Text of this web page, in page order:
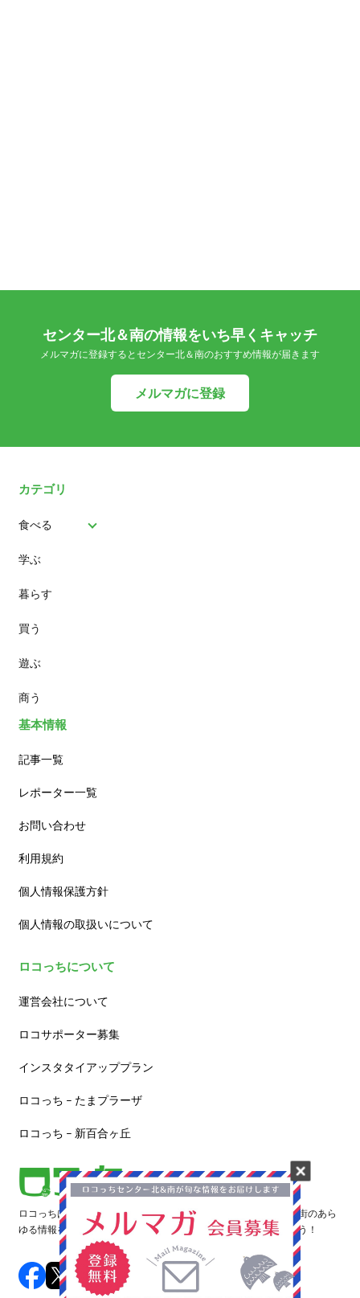
センター北＆南の情報をいち早くキャッチ
メルマガに登録するとセンター北＆南のおすすめ情報が届きます
メルマガに登録
カテゴリ
食べる
パン
スイーツ
ランチ
カフェ
学ぶ
暮らす
買う
遊ぶ
商う
基本情報
記事一覧
レポーター一覧
お問い合わせ
利用規約
個人情報保護方針
個人情報の取扱いについて
ロコっちについて
運営会社について
ロコサポーター募集
インスタタイアッププラン
ロコっち – たまプラーザ
ロコっち – 新百合ヶ丘
ロコっちは、あなたのジモト体験を豊かにする情報サイトです。街のあら
ゆる情報を収集し、日々更新しています。早速情報を探してみよう！